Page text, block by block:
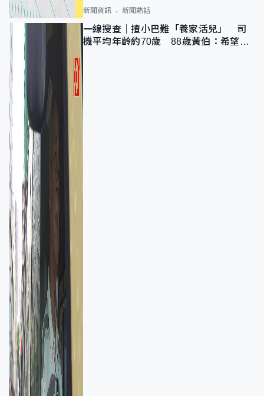
新聞資訊 新聞熱話
一線搜查｜揸小巴難「養家活兒」 司
機平均年齡約70歲 88歲黃伯：希望一